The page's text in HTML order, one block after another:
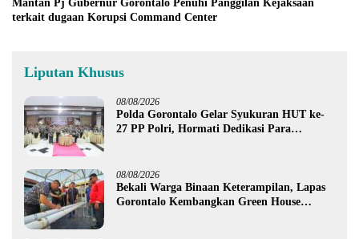
Mantan Pj Gubernur Gorontalo Penuhi Panggilan Kejaksaan
terkait dugaan Korupsi Command Center
Liputan Khusus
08/08/2026
Polda Gorontalo Gelar Syukuran HUT ke-
27 PP Polri, Hormati Dedikasi Para
08/08/2026
Bekali Warga Binaan Keterampilan, Lapas
Gorontalo Kembangkan Green House